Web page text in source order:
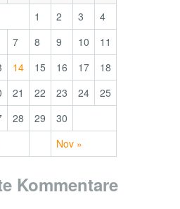
Nov »
1 2 3
4
7 8 9 10
11
14 15 16 17
18
21 22 23 24
25
28 29 30
Kommentare